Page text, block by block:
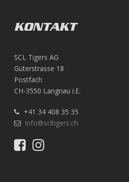
KONTAKT
SCL Tigers AG
Güterstrasse 18
Postfach
CH-3550 Langnau i.E.
+41 34 408 35 35
info@scltigers.ch